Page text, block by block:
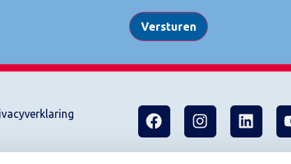
Versturen